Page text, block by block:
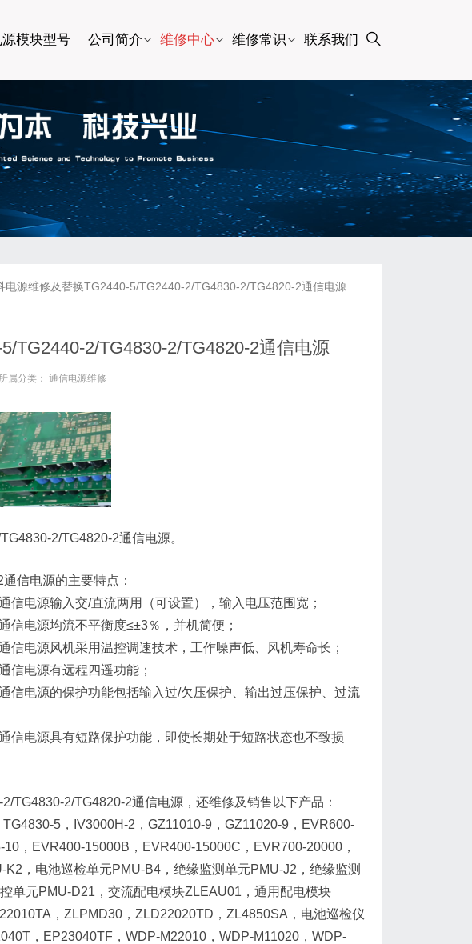
源模块型号 公司简介 维修中心 维修常识 联系我们
电源维修及替换TG2440-5/TG2440-2/TG4830-2/TG4820-2通信电源
TG2440-2/TG4830-2/TG4820-2通信电源
所属分类： 通信电源维修
2/TG4820-2通信电源。
信电源的主要特点：
信电源输入交/直流两用（可设置），输入电压范围宽；
信电源均流不平衡度≤±3％，并机简便；
信电源风机采用温控调速技术，工作噪声低、风机寿命长；
信电源有远程四遥功能；
信电源的保护功能包括输入过/欠压保护、输出过压保护、过流
信电源具有短路保护功能，即使长期处于短路状态也不致损
TG4830-2/TG4820-2通信电源，还维修及销售以下产品：
5，IV3000H-2，GZ11010-9，GZ11020-9，EVR600-
，EVR400-15000B，EVR400-15000C，EVR700-20000，
，电池巡检单元PMU-B4，绝缘监测单元PMU-J2，绝缘监测
单元PMU-D21，交流配电模块ZLEAU01，通用配电模块
，ZLPMD30，ZLD22020TD，ZL4850SA，电池巡检仪
，EP23040TF，WDP-M22010，WDP-M11020，WDP-